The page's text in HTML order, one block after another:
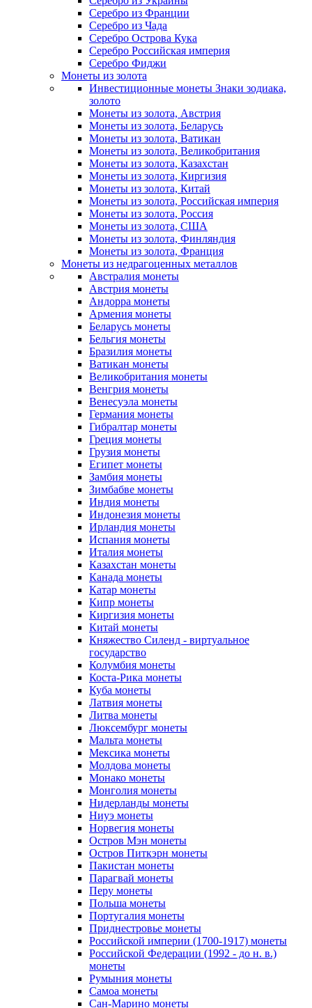
Серебро из Франции
Серебро из Чада
Серебро Острова Кука
Серебро Российская империя
Серебро Фиджи
Монеты из золота
Инвестиционные монеты Знаки зодиака,
золото
Монеты из золота, Австрия
Монеты из золота, Беларусь
Монеты из золота, Ватикан
Монеты из золота, Великобритания
Монеты из золота, Казахстан
Монеты из золота, Киргизия
Монеты из золота, Китай
Монеты из золота, Российская империя
Монеты из золота, Россия
Монеты из золота, США
Монеты из золота, Финляндия
Монеты из золота, Франция
Монеты из недрагоценных металлов
Австралия монеты
Австрия монеты
Андорра монеты
Армения монеты
Беларусь монеты
Бельгия монеты
Бразилия монеты
Ватикан монеты
Великобритания монеты
Венгрия монеты
Венесуэла монеты
Германия монеты
Гибралтар монеты
Греция монеты
Грузия монеты
Египет монеты
Замбия монеты
Зимбабве монеты
Индия монеты
Индонезия монеты
Ирландия монеты
Испания монеты
Италия монеты
Казахстан монеты
Канада монеты
Катар монеты
Кипр монеты
Киргизия монеты
Китай монеты
Княжество Силенд - виртуальное
государство
Колумбия монеты
Коста-Рика монеты
Куба монеты
Латвия монеты
Литва монеты
Люксембург монеты
Мальта монеты
Мексика монеты
Молдова монеты
Монако монеты
Монголия монеты
Нидерланды монеты
Ниуэ монеты
Норвегия монеты
Остров Мэн монеты
Остров Питкэрн монеты
Пакистан монеты
Парагвай монеты
Перу монеты
Польша монеты
Португалия монеты
Приднестровье монеты
Российской империи (1700-1917) монеты
Российской Федерации (1992 - до н. в.)
монеты
Румыния монеты
Самоа монеты
Сан-Марино монеты